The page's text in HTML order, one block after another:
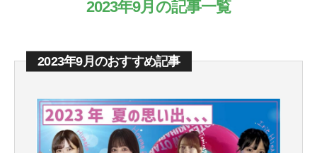
インタビュー
インタビュー
2023年9月の記事一覧
2023年9月のおすすめ記事